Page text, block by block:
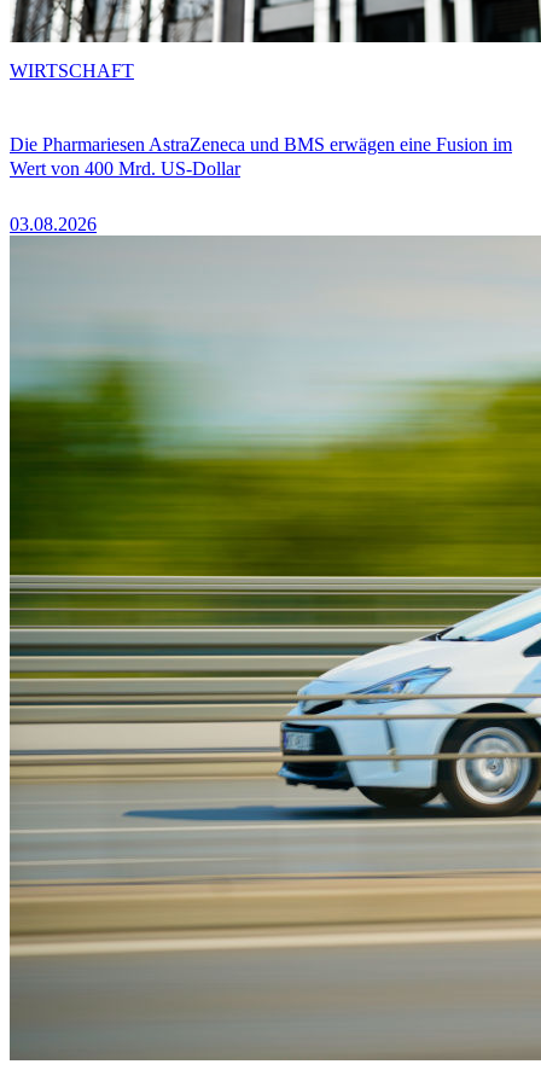
Die Pharmariesen AstraZeneca und BMS erwägen eine Fusion im
Wert von 400 Mrd. US-Dollar
03.08.2026
WIRTSCHAFT